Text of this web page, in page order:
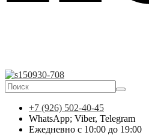
+7 (926) 502-40-45
WhatsApp; Viber, Telegram
Ежедневно с 10:00 до 19:00